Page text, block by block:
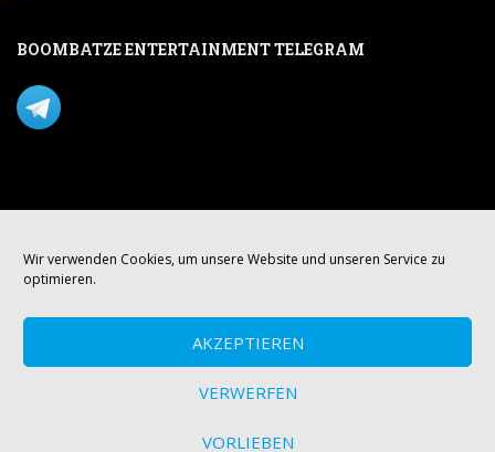
Wir verwenden Cookies, um unsere Website und unseren Service zu
optimieren.
AKZEPTIEREN
VERWERFEN
VORLIEBEN
BOOMBATZE ENTERTAINMENT TELEGRAM